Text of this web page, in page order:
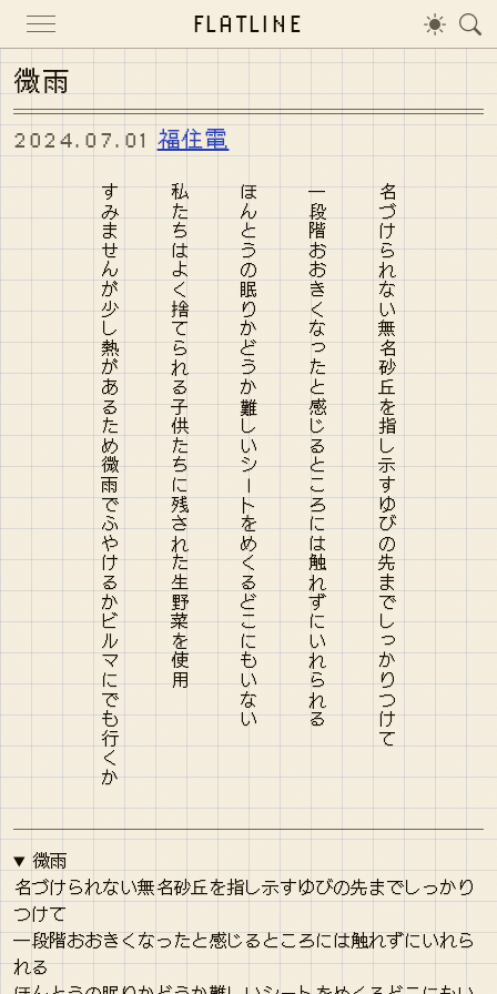
FLATLINE
微雨
2024.07.01 福住電
名づけられない無名砂丘を指し示すゆびの先までしっかりつけて
一段階おおきくなったと感じるところには触れずにいれられる
ほんとうの眠りかどうか難しいシートをめくるどこにもいない
私たちはよく捨てられる子供たちに残された生野菜を使用
すみませんが少し熱があるため微雨でふやけるかビルマにでも行くか
微雨
名づけられない無名砂丘を指し示すゆびの先までしっかり
つけて
一段階おおきくなったと感じるところには触れずにいれら
れる